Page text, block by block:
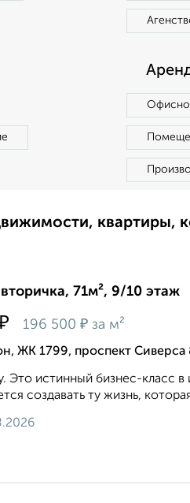
71м², 9/10 этаж
196 500 ₽ за м²
ЖК 1799, проспект Сиверса
Это истинный бизнес-класс
создавать ту жизнь,